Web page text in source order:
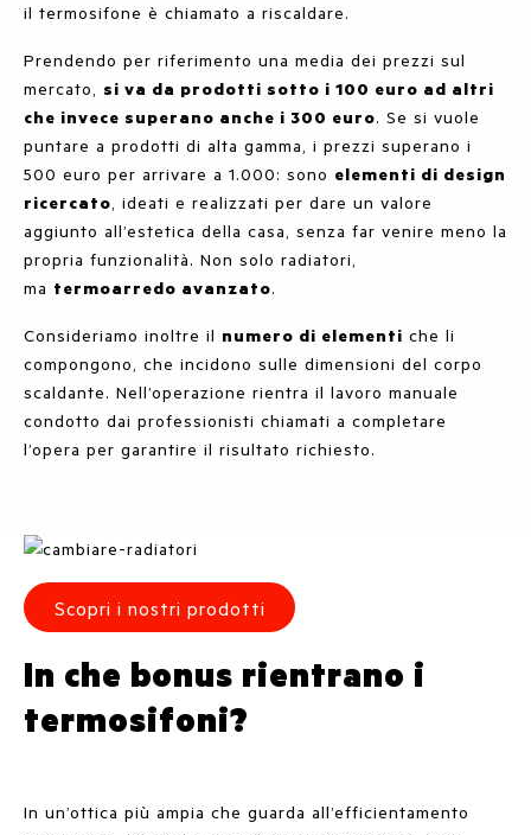
il termosifone è chiamato a riscaldare.
Prendendo per riferimento una media dei prezzi sul
mercato, si va da prodotti sotto i 100 euro ad altri
che invece superano anche i 300 euro. Se si vuole
puntare a prodotti di alta gamma, i prezzi superano i
500 euro per arrivare a 1.000: sono elementi di design
ricercato, ideati e realizzati per dare un valore
aggiunto all’estetica della casa, senza far venire meno la
propria funzionalità. Non solo radiatori,
ma termoarredo avanzato.
Consideriamo inoltre il numero di elementi che li
compongono, che incidono sulle dimensioni del corpo
scaldante. Nell’operazione rientra il lavoro manuale
condotto dai professionisti chiamati a completare
l’opera per garantire il risultato richiesto.
Scopri i nostri prodotti
In che bonus rientrano i
termosifoni?
In un’ottica più ampia che guarda all’efficientamento